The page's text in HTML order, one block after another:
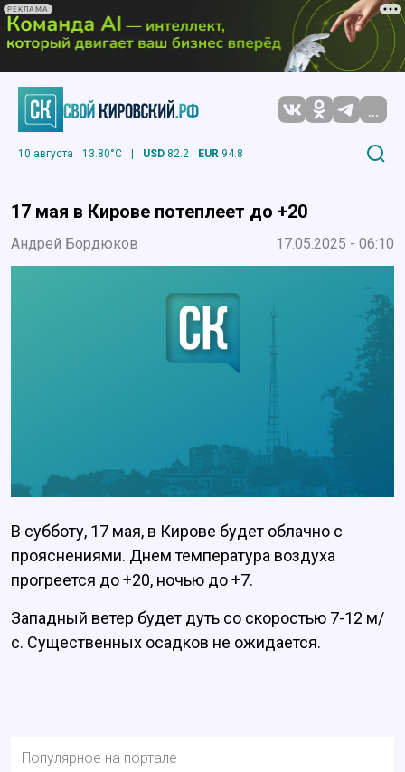
РЕКЛАМА
...
10 августа 13.80°C | USD 82.2 EUR 94.8
17 мая в Кирове потеплеет до +20
Андрей Бордюков 17.05.2025 - 06:10
В субботу, 17 мая, в Кирове будет облачно с
прояснениями. Днем температура воздуха
прогреется до +20, ночью до +7.
Западный ветер будет дуть со скоростью 7-12 м/
с. Существенных осадков не ожидается.
Популярное на портале